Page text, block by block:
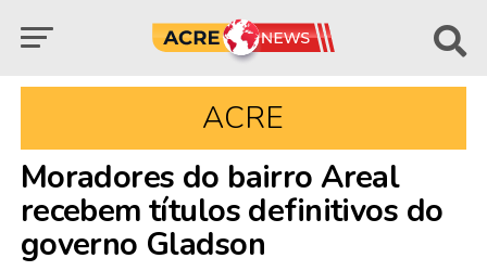
ACRE
Moradores do bairro Areal
recebem títulos definitivos do
governo Gladson